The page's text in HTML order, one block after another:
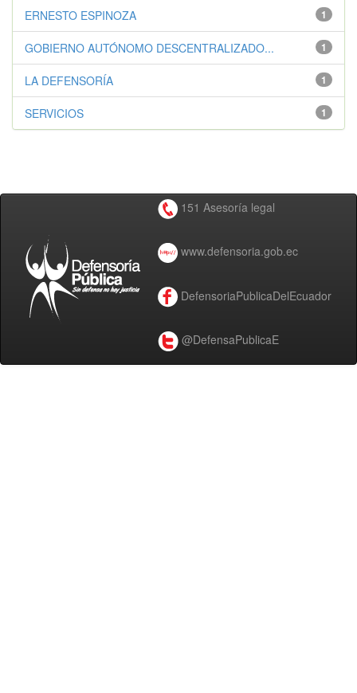
1
ERNESTO ESPINOZA
1
GOBIERNO AUTÓNOMO DESCENTRALIZADO...
1
LA DEFENSORÍA
1
SERVICIOS
151 Asesoría legal
www.defensoria.gob.ec
DefensoriaPublicaDelEcuador
@DefensaPublicaE